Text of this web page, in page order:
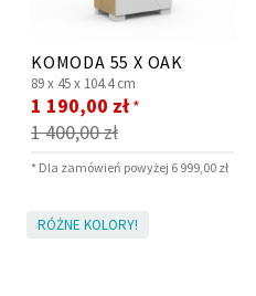
KOMODA 55 X OAK
89 x 45 x 104.4 cm
1 400,00 zł
Cena
promocyjna
1 190,00 zł *
* Dla zamówień powyżej 6 999,00 zł
RÓŻNE KOLORY!